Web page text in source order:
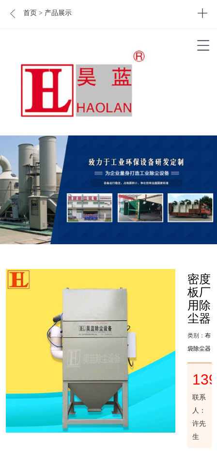
首页 > 产品展示
密度
板厂
用除
尘器
类别：布
袋除尘器
联系
人：
许先
生